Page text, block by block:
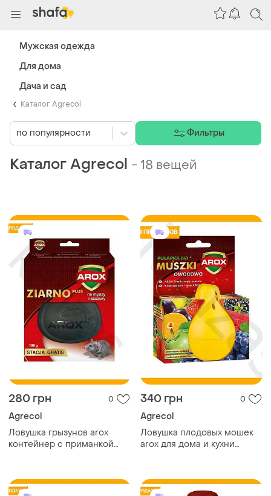
Каталог Agrecol
Каталог Agrecol -18 вещей
280 грн 0
Agrecol
Ловушка грызунов arox
контейнер с приманкой
станция
340 грн 0
Agrecol
Ловушка плодовых мошек
arox для дома и кухни
для дрозофил
по популярности Фильтры
Мужская одежда
Для дома
Дача и сад